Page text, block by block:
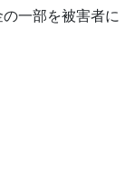
一部を被害者に